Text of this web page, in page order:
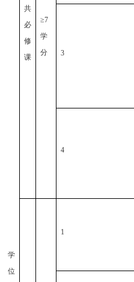
学
位
共
必
修
课
≥7
学
分
3
4
1